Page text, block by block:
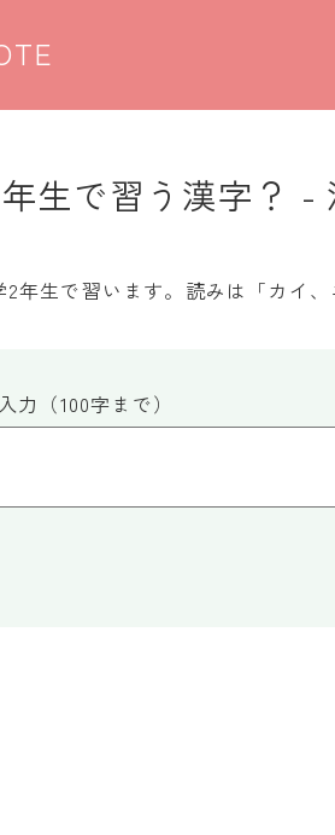
年生で習う漢字？
年生で習います。読みは「カイ、
力（100字まで）